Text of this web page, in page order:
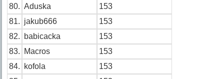
80. Aduska
153
81. jakub666
153
82.
babicacka
153
83.
Macros
153
84.
kofola
153